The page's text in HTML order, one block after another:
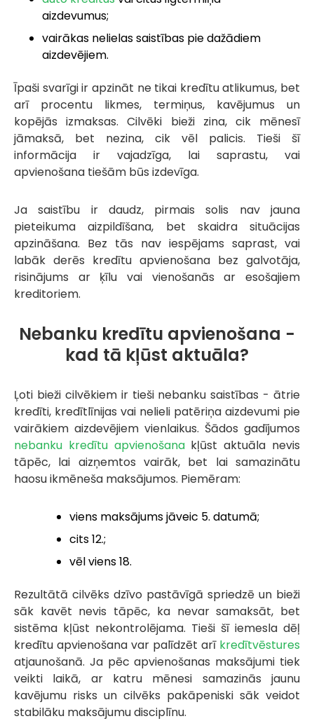
aizdevumus;
vairākas nelielas saistības pie dažādiem
aizdevējiem.
Īpaši svarīgi ir apzināt ne tikai kredītu atlikumus, bet
arī procentu likmes, termiņus, kavējumus un
kopējās izmaksas. Cilvēki bieži zina, cik mēnesī
jāmaksā, bet nezina, cik vēl palicis. Tieši šī
informācija ir vajadzīga, lai saprastu, vai
apvienošana tiešām būs izdevīga.
Ja saistību ir daudz, pirmais solis nav jauna
pieteikuma aizpildīšana, bet skaidra situācijas
apzināšana. Bez tās nav iespējams saprast, vai
labāk derēs kredītu apvienošana bez galvotāja,
risinājums ar ķīlu vai vienošanās ar esošajiem
kreditoriem.
Nebanku kredītu apvienošana -
kad tā kļūst aktuāla?
Ļoti bieži cilvēkiem ir tieši nebanku saistības - ātrie
kredīti, kredītlīnijas vai nelieli patēriņa aizdevumi pie
vairākiem aizdevējiem vienlaikus. Šādos gadījumos
nebanku kredītu apvienošanakļūst aktuāla nevis
tāpēc, lai aizņemtos vairāk, bet lai samazinātu
haosu ikmēneša maksājumos. Piemēram:
viens maksājums jāveic 5. datumā;
cits 12.;
vēl viens 18.
Rezultātā cilvēks dzīvo pastāvīgā spriedzē un bieži
sāk kavēt nevis tāpēc, ka nevar samaksāt, bet
sistēma kļūst nekontrolējama. Tieši šī iemesla dēļ
kredītu apvienošana var palīdzēt arī kredītvēstures
atjaunošanā. Ja pēc apvienošanas maksājumi tiek
veikti laikā, ar katru mēnesi samazinās jaunu
kavējumu risks un cilvēks pakāpeniski sāk veidot
stabilāku maksājumu disciplīnu.